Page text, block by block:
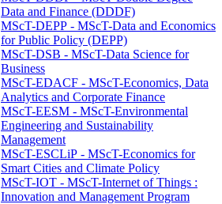
Data and Finance (DDDF)
MScT-DEPP - MScT-Data and Economics
for Public Policy (DEPP)
MScT-DSB - MScT-Data Science for
Business
MScT-EDACF - MScT-Economics, Data
Analytics and Corporate Finance
MScT-EESM - MScT-Environmental
Engineering and Sustainability
Management
MScT-ESCLiP - MScT-Economics for
Smart Cities and Climate Policy
MScT-IOT - MScT-Internet of Things :
Innovation and Management Program